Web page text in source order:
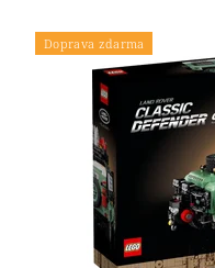
Doprava zdarma